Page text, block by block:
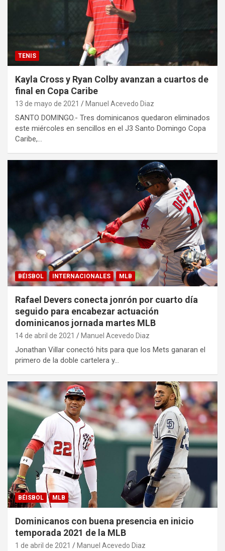
TENIS
Kayla Cross y Ryan Colby avanzan a cuartos de
final en Copa Caribe
13 de mayo de 2021 Manuel Acevedo Diaz
SANTO DOMINGO.- Tres dominicanos quedaron eliminados
este miércoles en sencillos en el J3 Santo Domingo Copa
Caribe,…
BÉISBOL INTERNACIONALES MLB
Rafael Devers conecta jonrón por cuarto día
seguido para encabezar actuación
dominicanos jornada martes MLB
14 de abril de 2021 Manuel Acevedo Diaz
Jonathan Villar conectó hits para que los Mets ganaran el
primero de la doble cartelera y…
BÉISBOL MLB
Dominicanos con buena presencia en inicio
temporada 2021 de la MLB
1 de abril de 2021 Manuel Acevedo Diaz